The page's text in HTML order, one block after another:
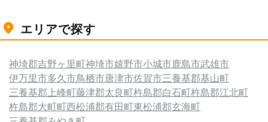
エリアで探す
神埼郡吉野ヶ里町神埼市嬉野市小城市鹿島市武雄市
伊万里市多久市鳥栖市唐津市佐賀市三養基郡基山町
三養基郡上峰町藤津郡太良町杵島郡白石町杵島郡江北町
杵島郡大町町西松浦郡有田町東松浦郡玄海町